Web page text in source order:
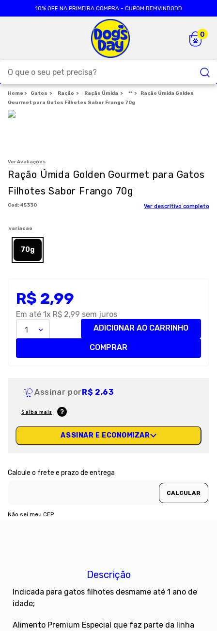
10% OFF NA PRIMEIRA COMPRA - CUPOM BEMVINDODD
Gatos Ração Ração Úmida **
Ração Úmida Golden
Gourmet para Gatos Filhotes Sabor Frango 70g
Ver Avaliações
Ração Úmida Golden Gourmet para Gatos
Filhotes Sabor Frango 70g
: 45330 Ver descritivo completo
variacao
70g
R$ 2,99
Em até 1x R$ 2,99 sem juros
1
ADICIONAR AO CARRINHO
COMPRAR
Assinar porR$ 2,63
Saiba mais
ASSINAR E ECONOMIZAR
Não sei meu CEP
Descrição
Indicada para gatos filhotes desmame até 1 ano de
idade;
Alimento Premium Especial que faz parte da linha
TERMOS MAIS BUSCADOS
5º
formula natural
6
areia